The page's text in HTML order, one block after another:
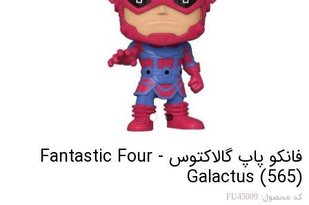
فانکو پاپ گالاکتوس Fantastic Four -
Galactus (565)
کد محصول: FU45009